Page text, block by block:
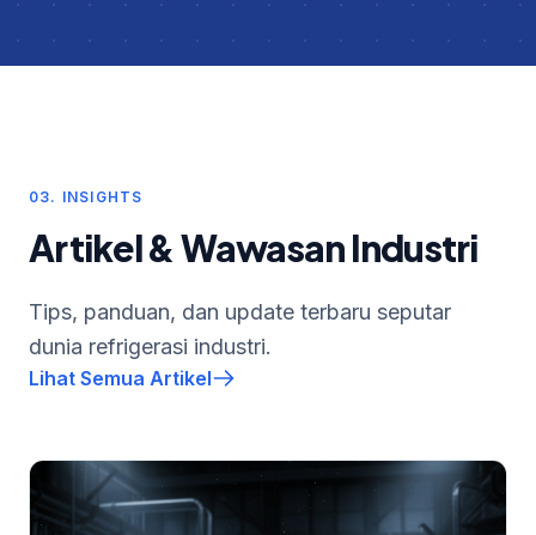
03. INSIGHTS
Artikel & Wawasan Industri
Tips, panduan, dan update terbaru seputar
dunia refrigerasi industri.
Lihat Semua Artikel